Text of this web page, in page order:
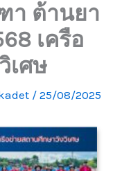
า ต้านยา
เครือ
เศษ
/ 25/08/2025